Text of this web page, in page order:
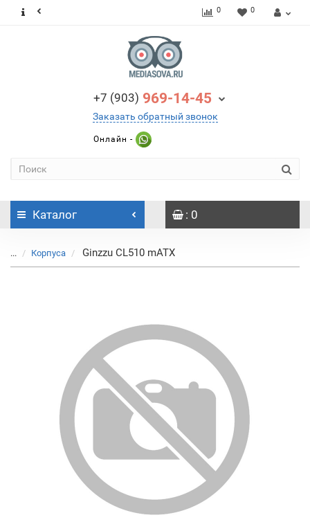
0 0
+7 (903) 969-14-45
Заказать обратный звонок
Онлайн -
Каталог : 0
... Корпуса Ginzzu CL510 mATX